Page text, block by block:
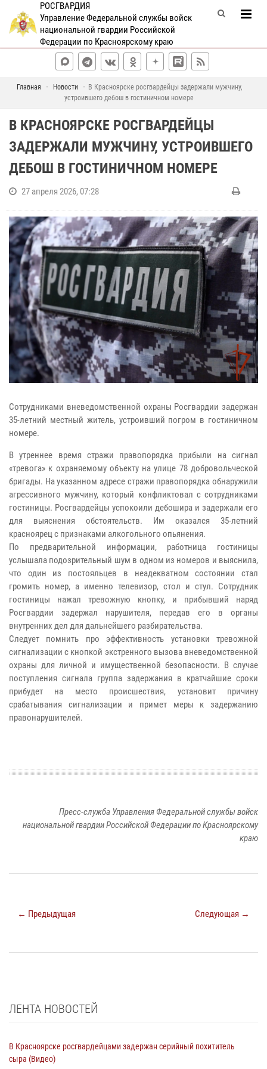
РОСГВАРДИЯ
Управление Федеральной службы войск
национальной гвардии Российской
Федерации по Красноярскому краю
Главная Новости
В Красноярске росгвардейцы задержали мужчину,
устроившего дебош в гостиничном номере
В КРАСНОЯРСКЕ РОСГВАРДЕЙЦЫ
ЗАДЕРЖАЛИ МУЖЧИНУ, УСТРОИВШЕГО
ДЕБОШ В ГОСТИНИЧНОМ НОМЕРЕ
27 апреля 2026, 07:28
Сотрудниками вневедомственной охраны Росгвардии задержан
35-летний местный житель, устроивший погром в гостиничном
номере.
В утреннее время стражи правопорядка прибыли на сигнал
«тревога» к охраняемому объекту на улице 78 добровольческой
бригады. На указанном адресе стражи правопорядка обнаружили
агрессивного мужчину, который конфликтовал с сотрудниками
гостиницы. Росгвардейцы успокоили дебошира и задержали его
для выяснения обстоятельств. Им оказался 35-летний
красноярец с признаками алкогольного опьянения.
По предварительной информации, работница гостиницы
услышала подозрительный шум в одном из номеров и выяснила,
что один из постояльцев в неадекватном состоянии стал
громить номер, а именно телевизор, стол и стул. Сотрудник
гостиницы нажал тревожную кнопку, и прибывший наряд
Росгвардии задержал нарушителя, передав его в органы
внутренних дел для дальнейшего разбирательства.
Следует помнить про эффективность установки тревожной
сигнализации с кнопкой экстренного вызова вневедомственной
охраны для личной и имущественной безопасности. В случае
поступления сигнала группа задержания в кратчайшие сроки
прибудет на место происшествия, установит причину
срабатывания сигнализации и примет меры к задержанию
правонарушителей.
Пресс-служба Управления Федеральной службы войск
национальной гвардии Российской Федерации по Красноярскому
краю
← Предыдущая Следующая →
ЛЕНТА НОВОСТЕЙ
В Красноярске росгвардейцами задержан серийный похититель
сыра (Видео)